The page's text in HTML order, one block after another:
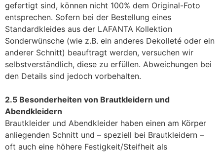
gefertigt sind, können nicht 100% dem Original-Foto
entsprechen. Sofern bei der Bestellung eines
Standardkleides aus der LAFANTA Kollektion
Sonderwünsche (wie z.B. ein anderes Dekolleté oder ein
anderer Schnitt) beauftragt werden, versuchen wir
selbstverständlich, diese zu erfüllen. Abweichungen bei
den Details sind jedoch vorbehalten.
2.5 Besonderheiten von Brautkleidern und
Abendkleidern
Brautkleider und Abendkleider haben einen am Körper
anliegenden Schnitt und – speziell bei Brautkleidern –
oft auch eine höhere Festigkeit/Steifheit als